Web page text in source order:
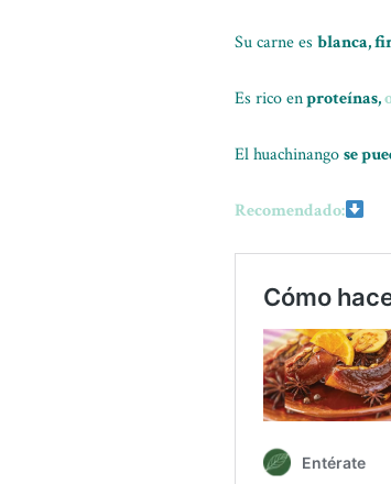
Su carne es blanca,
Es rico enproteínas,
El huachinangose
Recomendado: